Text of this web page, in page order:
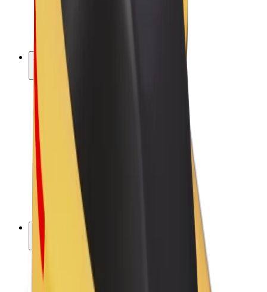
Električni bicikli
Bolt Plus
Zarađuj uz Bolt
Vozači
Zarada vozača
Dostavljači
Zarada dostavljača
Bolt Food trgovci
Franšize
Tvrtka
O platformi Bolt